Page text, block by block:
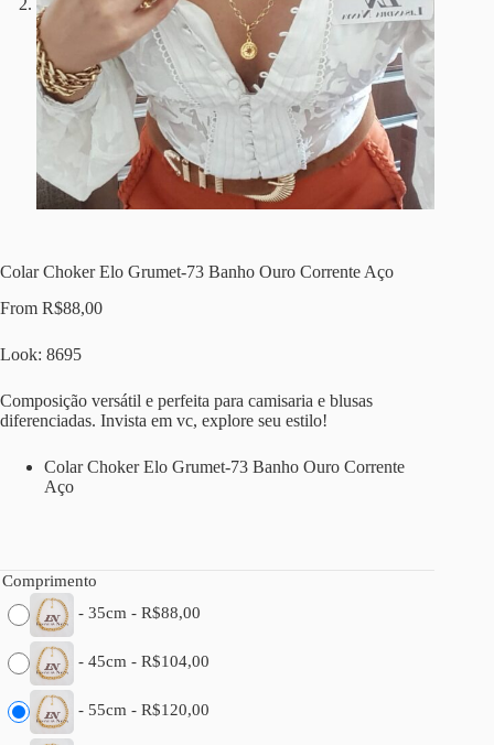
Colar Choker Elo Grumet-73 Banho Ouro Corrente Aço
From R$88,00
Look: 8695
Composição versátil e perfeita para camisaria e blusas
diferenciadas. Invista em vc, explore seu estilo!
Colar Choker Elo Grumet-73 Banho Ouro Corrente
Aço
Comprimento
- 35cm - R$88,00
- 45cm - R$104,00
- 55cm - R$120,00